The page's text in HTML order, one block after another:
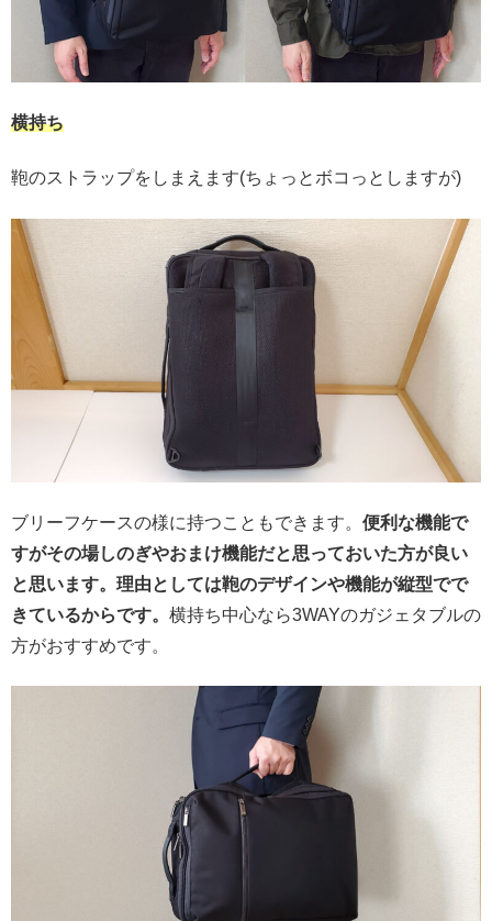
横持ち
鞄のストラップをしまえます(ちょっとボコっとしますが)
ブリーフケースの様に持つこともできます。 便利な機能で
すがその場しのぎやおまけ機能だと思っておいた方が良い
と思います。理由としては鞄のデザインや機能が縦型でで
きているからです。 横持ち中心なら3WAYのガジェタブルの
方がおすすめです。